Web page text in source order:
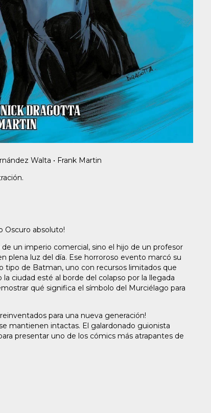
Walta • Frank Martin
Oscuro absoluto!
un imperio comercial, sino el hijo de un profesor
plena luz del día. Ese horroroso evento marcó su
tipo de Batman, uno con recursos limitados que
ciudad esté al borde del colapso por la llegada
qué significa el símbolo del Murciélago para
para una nueva generación!
mantienen intactas. El galardonado guionista
presentar uno de los cómics más atrapantes de